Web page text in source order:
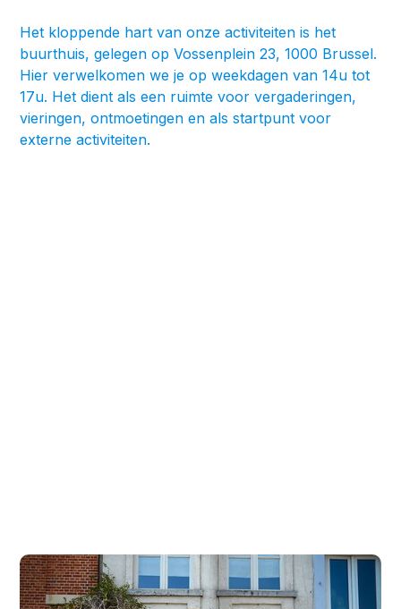
Het kloppende hart van onze activiteiten is het
buurthuis, gelegen op Vossenplein 23, 1000 Brussel.
Hier verwelkomen we je op weekdagen van 14u tot
17u. Het dient als een ruimte voor vergaderingen,
vieringen, ontmoetingen en als startpunt voor
externe activiteiten.